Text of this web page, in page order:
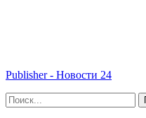
Publisher - Новости 24